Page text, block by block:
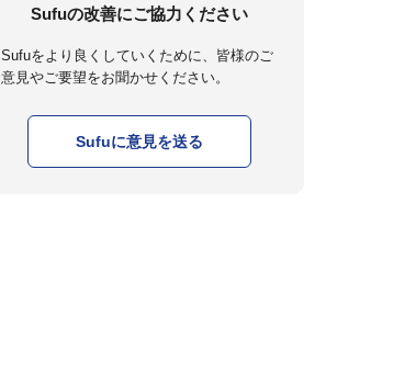
Sufuの改善にご協力ください
Sufuをより良くしていくために、皆様のご
意見やご要望をお聞かせください。
Sufuに意見を送る